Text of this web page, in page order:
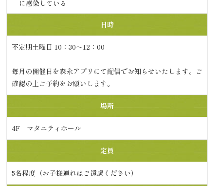
に感染している
日時
不定期土曜日 10：30～12：00
毎月の開催日を森永アプリにて配信でお知らせいたします。ご
確認の上ご予約をお願いします。
場所
4F マタニティホール
定員
5名程度（お子様連れはご遠慮ください）